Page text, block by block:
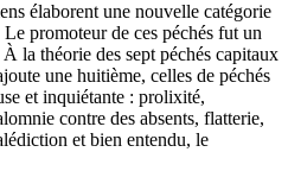
élaborent une nouvelle catégorie
promoteur de ces péchés fut un
la théorie des sept péchés capitaux
une huitième, celles de péchés
et inquiétante : prolixité,
contre des absents, flatterie,
et bien entendu, le